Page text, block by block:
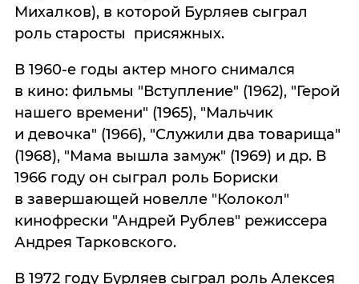
Михалков), в которой Бурляев сыграл
роль старосты присяжных.
В 1960-е годы актер много снимался
в кино: фильмы "Вступление" (1962), "Герой
нашего времени" (1965), "Мальчик
и девочка" (1966), "Служили два товарища"
(1968), "Мама вышла замуж" (1969) и др. В
1966 году он сыграл роль Бориски
в завершающей новелле "Колокол"
кинофрески "Андрей Рублев" режиссера
Андрея Тарковского.
В 1972 году Бурляев сыграл роль Алексея